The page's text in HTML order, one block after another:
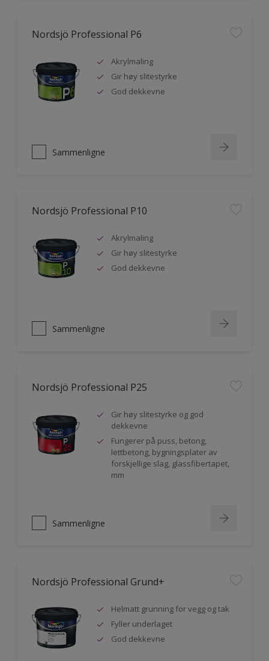
Nordsjö Professional P6
Akrylmaling
Gir høy slitestyrke
God dekkevne
Sammenligne
Nordsjö Professional P10
Akrylmaling
Gir høy slitestyrke
God dekkevne
Sammenligne
Nordsjö Professional P25
Gir høy slitestyrke og god
dekkevne
Fungerer på puss, betong,
lettbetong, bygningsplater av
forskjellige slag, glassfibertapet,
mm
Sammenligne
Nordsjö Professional Grund+
Helmatt grunning for vegg og tak
Fyller underlaget
God dekkevne